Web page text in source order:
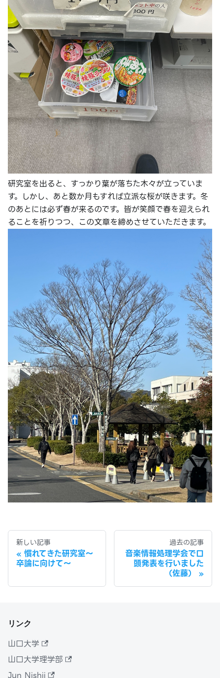
研究室を出ると、すっかり葉が落ちた木々が立っていま
す。しかし、あと数か月もすれば立派な桜が咲きます。冬
のあとには必ず春が来るのです。皆が笑顔で春を迎えられ
ることを祈りつつ、この文章を締めさせていただきます。
新しい記事
慣れてきた研究室〜
卒論に向けて〜
過去の記事
音楽情報処理学会で口
頭発表を行いました
（佐藤）
リンク
山口大学
山口大学理学部
Jun Nishii